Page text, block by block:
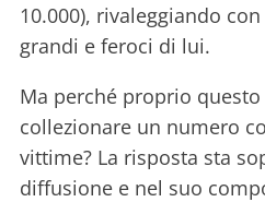
10.000), rivaleggiando
grandi e feroci di lui.
Ma perché proprio
collezionare un numero
vittime? La risposta sta
diffusione e nel suo